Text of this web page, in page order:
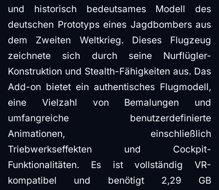
und historisch bedeutsames Modell des
deutschen Prototyps eines Jagdbombers aus
dem Zweiten Weltkrieg. Dieses Flugzeug
zeichnete sich durch seine Nurflügler-
Konstruktion und Stealth-Fähigkeiten aus. Das
Add-on bietet ein authentisches Flugmodell,
eine Vielzahl von Bemalungen und
umfangreiche benutzerdefinierte
Animationen, einschließlich
Triebwerkseffekten und Cockpit-
Funktionalitäten. Es ist vollständig VR-
kompatibel und benötigt 2,29 GB